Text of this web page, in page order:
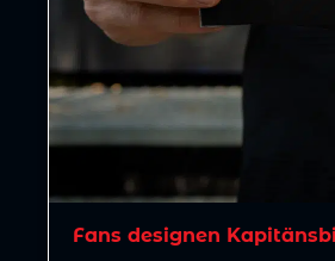
Fans designen